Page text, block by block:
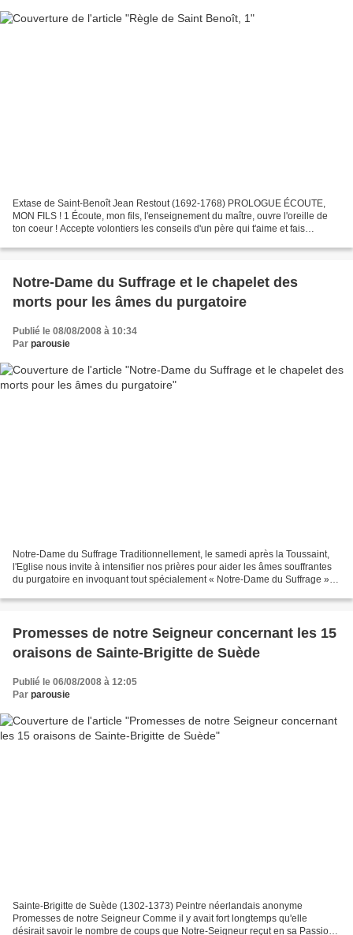
Extase de Saint-Benoît Jean Restout (1692-1768) PROLOGUE ÉCOUTE,
MON FILS ! 1 Écoute, mon fils, l'enseignement du maître, ouvre l'oreille de
ton coeur ! Accepte volontiers les conseils d'un père qui t'aime et fais
Notre-Dame du Suffrage et le chapelet des
morts pour les âmes du purgatoire
Publié le 08/08/2008 à 10:34
Par parousie
Notre-Dame du Suffrage Traditionnellement, le samedi après la Toussaint,
l'Eglise nous invite à intensifier nos prières pour aider les âmes souffrantes
du purgatoire en invoquant tout spécialement « Notre-Dame du Suffrage ».
Promesses de notre Seigneur concernant les 15
oraisons de Sainte-Brigitte de Suède
Publié le 06/08/2008 à 12:05
Par parousie
Sainte-Brigitte de Suède (1302-1373) Peintre néerlandais anonyme
Promesses de notre Seigneur Comme il y avait fort longtemps qu'elle
désirait savoir le nombre de coups que Notre-Seigneur reçut en sa Passion,